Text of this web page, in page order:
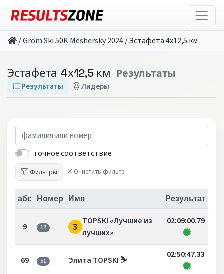
/Grom Ski 50K Meshersky 2024/Эстафета 4х12,5 км
Эстафета 4х12,5 км Результаты
Результаты Лидеры
точное соответствие
Фильтры Очистить фильтр
абс Номер Имя Результат
9 17 3 TOPSKI «Лучшие из
лучших»
02:09:00.79
69 51 Элита TOPSKI ⛷️
02:50:47.33